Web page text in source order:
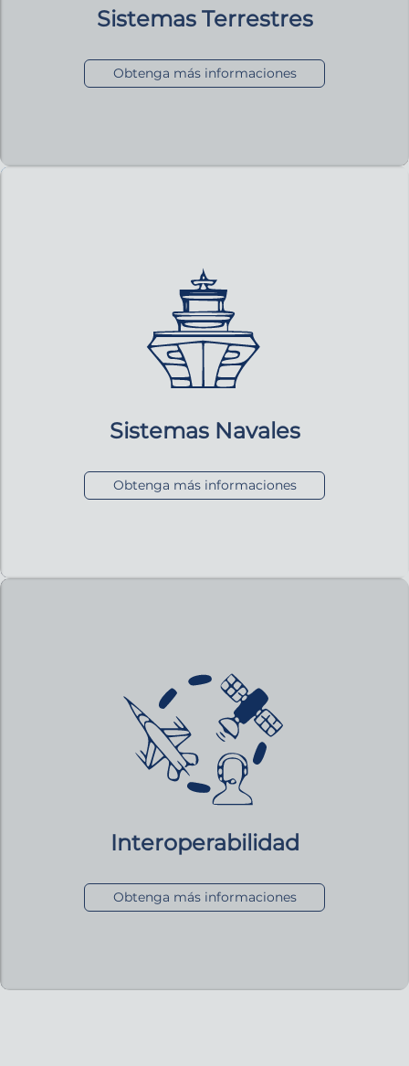
Sistemas Terrestres
Obtenga más informaciones
Sistemas Navales
Obtenga más informaciones
Interoperabilidad
Obtenga más informaciones